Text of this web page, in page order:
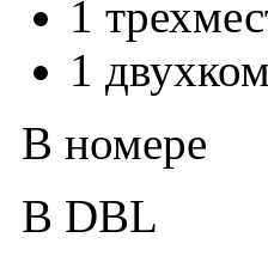
1
1
В номере
В DBL